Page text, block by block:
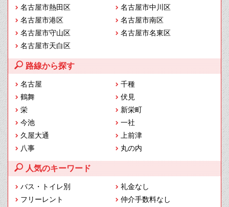
名古屋市熱田区
名古屋市中川区
名古屋市港区
名古屋市南区
名古屋市守山区
名古屋市名東区
名古屋市天白区
路線から探す
名古屋
千種
鶴舞
伏見
栄
新栄町
今池
一社
久屋大通
上前津
八事
丸の内
人気のキーワード
バス・トイレ別
礼金なし
フリーレント
仲介手数料なし